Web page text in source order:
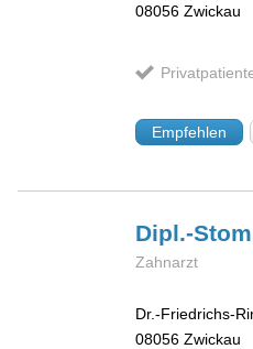
08056 Zwickau
Empfehlen
Dipl.-
Zahnarzt
Dr.-Friedrichs-
08056 Zwickau